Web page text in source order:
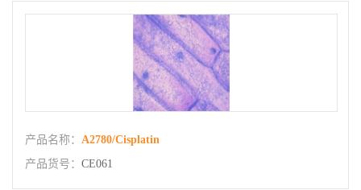
产品名称： A2780/Cisplatin
产品货号： CE061